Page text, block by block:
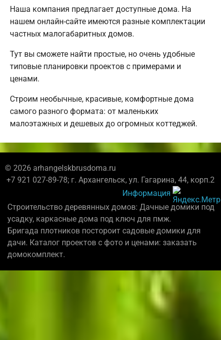
Наша компания предлагает доступные дома. На
нашем онлайн-сайте имеются разные комплектации
частных малогабаритных домов.
Тут вы сможете найти простые, но очень удобные
типовые планировки проектов с примерами и
ценами.
Строим необычные, красивые, комфортные дома
самого разного формата: от маленьких
малоэтажных и дешевых до огромных коттеджей.
© 2026 arhangelskbrusdoma.ru
+7 921 027-89-78; г. Архангельск, ул. Гагарина, 44, корп.2
Информация
Строительство деревянных домов: Дачные домики под
усадку, каркасные дома под ключ для пмж.
Бригада плотников постороит садовые домики для
дачи. Каталог проектов с фото и ценами: заказать
домокомплект.